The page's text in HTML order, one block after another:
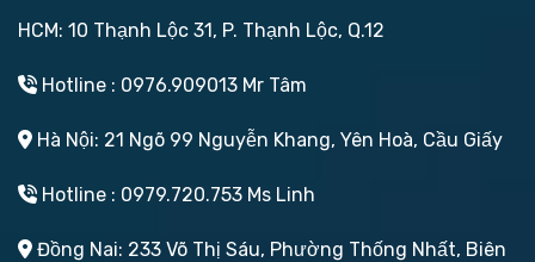
HCM: 10 Thạnh Lộc 31, P. Thạnh Lộc, Q.12
Hotline : 0976.909013 Mr Tâm
Hà Nội: 21 Ngõ 99 Nguyễn Khang, Yên Hoà, Cầu Giấy
Hotline : 0979.720.753 Ms Linh
Đồng Nai: 233 Võ Thị Sáu, Phường Thống Nhất, Biên